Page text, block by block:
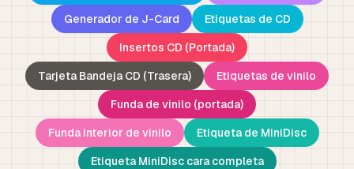
Generador de J-Card
Etiquetas de CD
Insertos CD (Portada)
Tarjeta Bandeja CD (Trasera)
Etiquetas de vinilo
Funda de vinilo (portada)
Funda interior de vinilo
Etiqueta de MiniDisc
Etiqueta MiniDisc cara completa